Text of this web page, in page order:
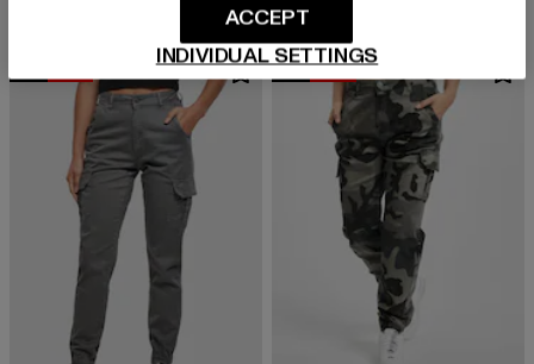
NEU -58%
INDIVIDUAL SETTINGS
ACCEPT